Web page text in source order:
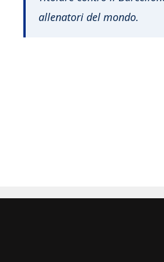
allenatori del mondo.